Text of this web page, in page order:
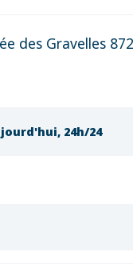
des Gravelles
24h/24